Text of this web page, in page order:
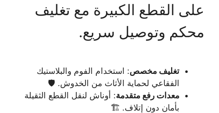
على القطع الكبيرة مع تغليف
محكم وتوصيل سريع.
تغليف مخصص: استخدام الفوم والبلاستيك
الفقاعي لحماية الأثاث من الخدوش. 🛡️
معدات رفع متقدمة: أوناش لنقل القطع الثقيلة
بأمان دون إتلاف. 🏗️